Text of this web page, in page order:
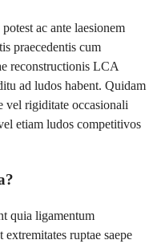
ac ante laesionem
praecedentis cum
reconstructionis LCA
ad ludos habent. Quidam
vel rigiditate occasionali
etiam ludos competitivos
quia ligamentum
ruptae saepe